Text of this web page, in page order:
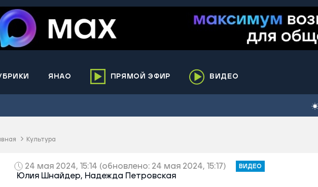
ЯНАО
район
Муравленко
Новый Уренгой
ПРЯМОЙ ЭФИР ВИДЕО
Культура
24 мая 2024, 15:14 (обновлено: 24 мая 2024, 15:17) ВИДЕО
Юлия Шнайдер, Надежда Петровская